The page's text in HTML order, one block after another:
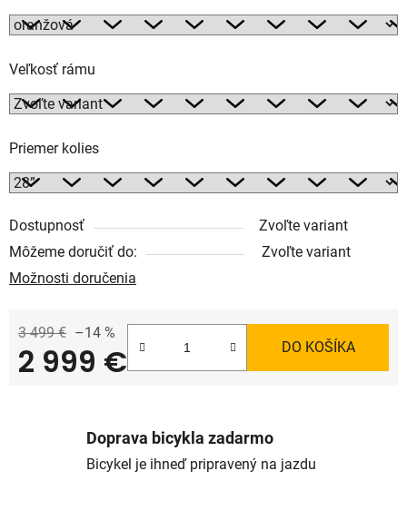
Veľkosť rámu
Priemer kolies
Dostupnosť
Zvoľte variant
Môžeme doručiť do:
Zvoľte variant
Možnosti doručenia
3 499 € –14 %
2 999 € DO KOŠÍKA
Doprava bicykla zadarmo
Bicykel je ihneď pripravený na jazdu